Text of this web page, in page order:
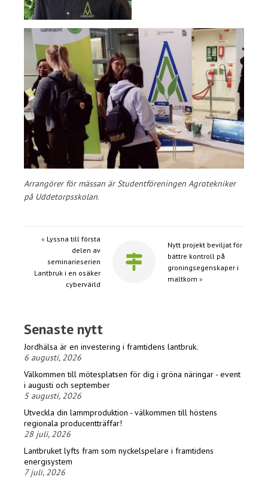
Arrangörer för mässan är Studentföreningen Agrotekniker
på Uddetorpsskolan.
« Lyssna till första
delen av
seminarieserien
Lantbruk i en osäker
cybervärld
Nytt projekt beviljat för
bättre kontroll på
groningsegenskaper i
maltkorn »
Senaste nytt
Jordhälsa är en investering i framtidens lantbruk.
6 augusti, 2026
Välkommen till mötesplatsen för dig i gröna näringar - event
i augusti och september
5 augusti, 2026
Utveckla din lammproduktion - välkommen till höstens
regionala producentträffar!
28 juli, 2026
Lantbruket lyfts fram som nyckelspelare i framtidens
energisystem
7 juli, 2026